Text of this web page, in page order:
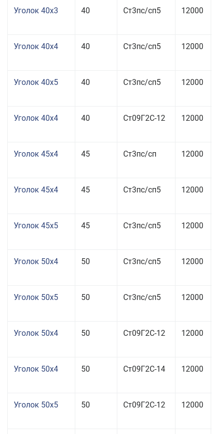
Уголок 40x3 40 Ст3пс/сп5 12000
Уголок 40x4 40 Ст3пс/сп5 12000
Уголок 40x5 40 Ст3пс/сп5 12000
Уголок 40x4 40 Ст09Г2С-12 12000
Уголок 45x4 45 Ст3пс/сп 12000
Уголок 45x4 45 Ст3пс/сп5 12000
Уголок 45x5 45 Ст3пс/сп5 12000
Уголок 50x4 50 Ст3пс/сп5 12000
Уголок 50x5 50 Ст3пс/сп5 12000
Уголок 50x4 50 Ст09Г2С-12 12000
Уголок 50x4 50 Ст09Г2С-14 12000
Уголок 50x5 50 Ст09Г2С-12 12000